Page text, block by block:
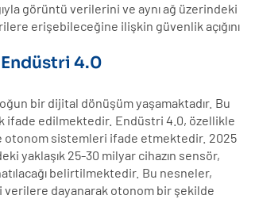
görüntü verilerini ve aynı ağ üzerindeki
erişebileceğine ilişkin güvenlik açığını
4.0
bir dijital dönüşüm yaşamaktadır. Bu
ifade edilmektedir. Endüstri 4.0, özellikle
otonom sistemleri ifade etmektedir. 2025
yaklaşık 25-30 milyar cihazın sensör,
belirtilmektedir. Bu nesneler,
dayanarak otonom bir şekilde